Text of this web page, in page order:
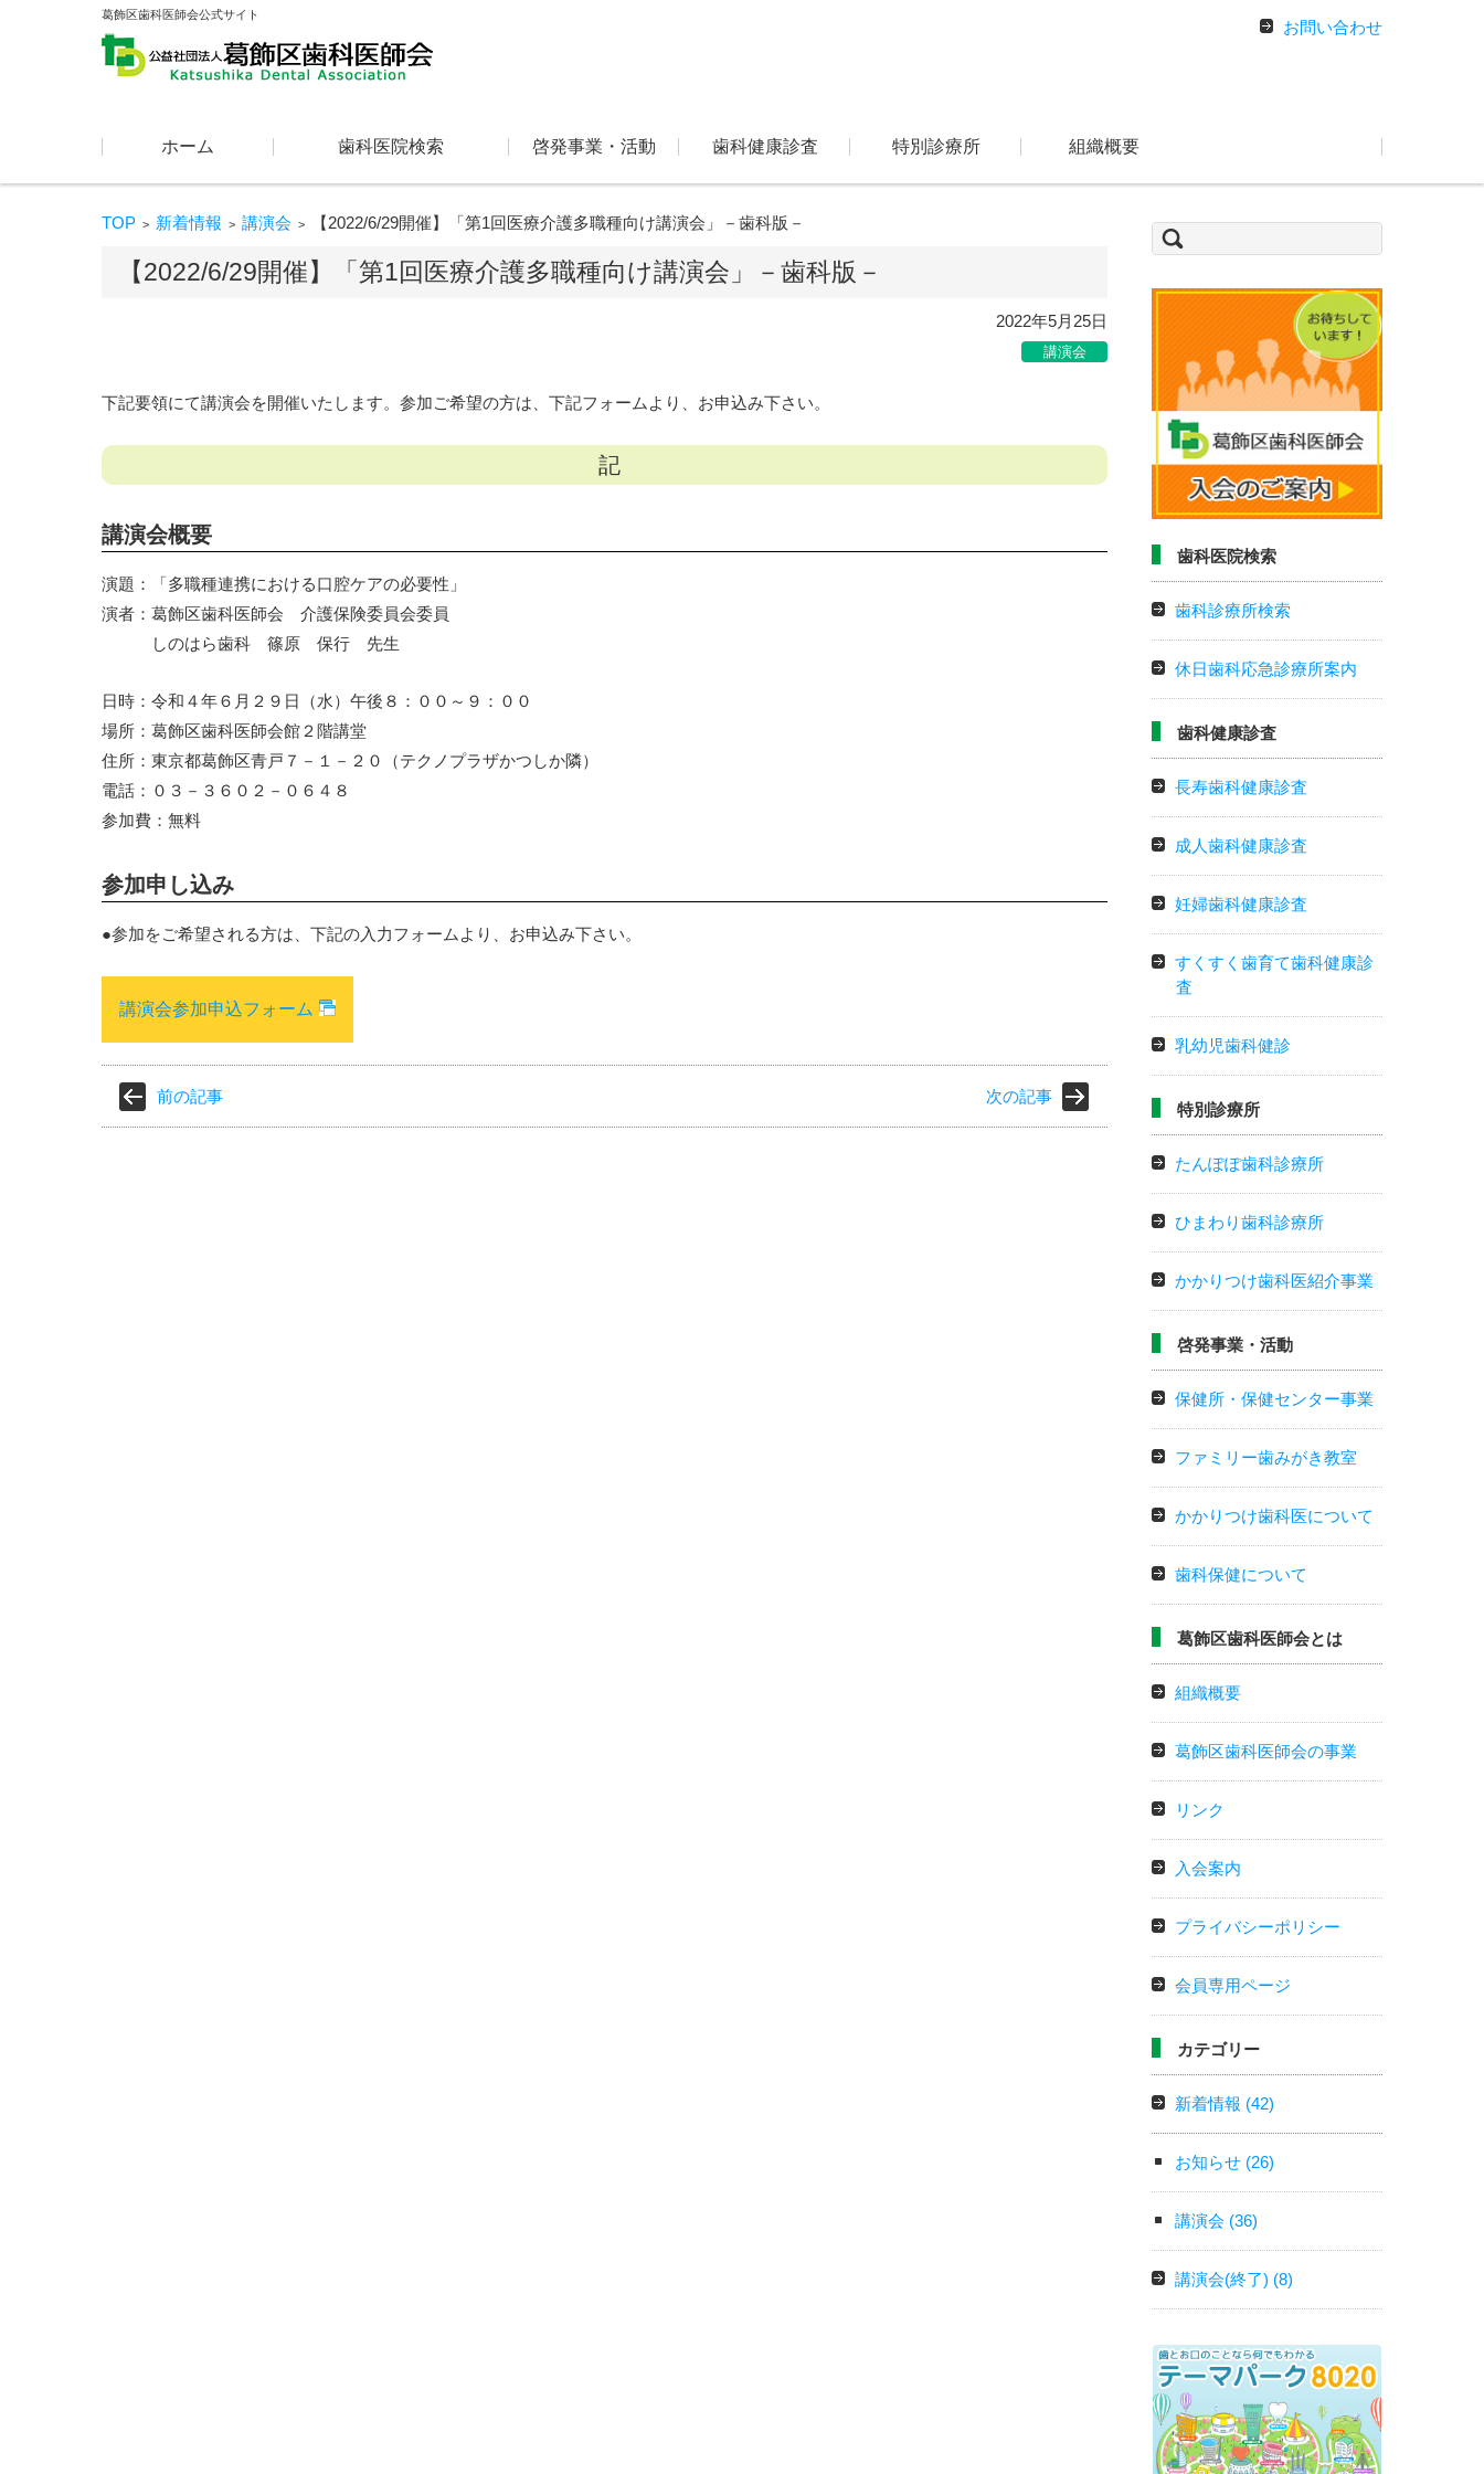
葛飾区歯科医師会公式サイト
お問い合わせ
ホーム
歯科医院検索 啓発事業・活動 歯科健康診査 特別診療所 組織概要
TOP > 新着情報 > 講演会 > 【2022/6/29開催】「第1回医療介護多職種向け講演会」－歯科版－
【2022/6/29開催】「第1回医療介護多職種向け講演会」－歯科版－
2022年5月25日
講演会
下記要領にて講演会を開催いたします。参加ご希望の方は、下記フォームより、お申込み下さい。
記
講演会概要
演題：「多職種連携における口腔ケアの必要性」
演者：葛飾区歯科医師会 介護保険委員会委員
しのはら歯科 篠原 保行 先生
日時：令和４年６月２９日（水）午後８：００～９：００
場所：葛飾区歯科医師会館２階講堂
住所：東京都葛飾区青戸７－１－２０（テクノプラザかつしか隣）
電話：０３－３６０２－０６４８
参加費：無料
参加申し込み
●参加をご希望される方は、下記の入力フォームより、お申込み下さい。
講演会参加申込フォーム
前の記事 次の記事
索:
歯科医院検索
歯科診療所検索
休日歯科応急診療所案内
歯科健康診査
長寿歯科健康診査
成人歯科健康診査
妊婦歯科健康診査
すくすく歯育て歯科健康診
査
乳幼児歯科健診
特別診療所
たんぽぽ歯科診療所
ひまわり歯科診療所
かかりつけ歯科医紹介事業
啓発事業・活動
保健所・保健センター事業
ファミリー歯みがき教室
かかりつけ歯科医について
歯科保健について
葛飾区歯科医師会とは
組織概要
葛飾区歯科医師会の事業
リンク
入会案内
プライバシーポリシー
会員専用ページ
カテゴリー
新着情報 (42)
お知らせ (26)
講演会 (36)
講演会(終了) (8)